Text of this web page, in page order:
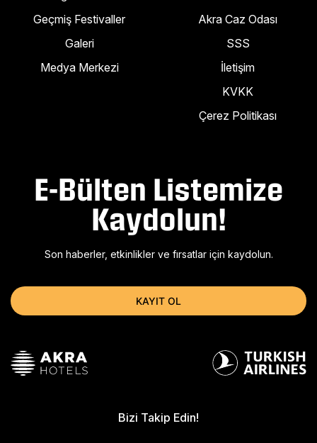
Geçmiş Festivaller
Galeri
Medya Merkezi
Akra Caz Odası
SSS
İletişim
KVKK
Çerez Politikası
E-Bülten Listemize
Kaydolun!
Son haberler, etkinlikler ve fırsatlar için kaydolun.
KAYIT OL
Bizi Takip Edin!